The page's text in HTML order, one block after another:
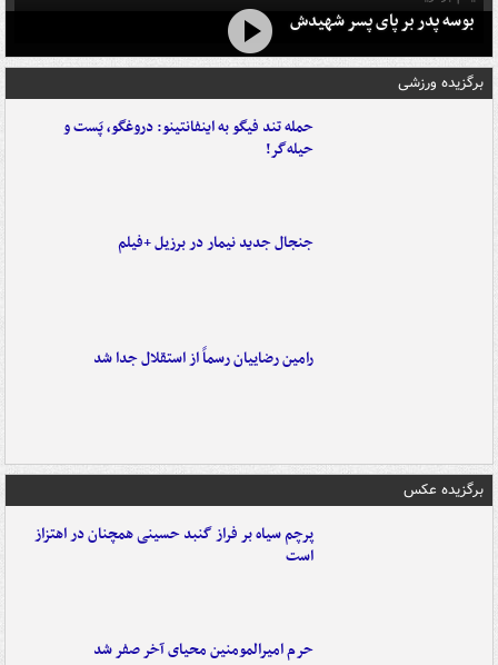
بوسه‌ پدر بر پای پسر شهیدش
برگزیده ورزشی
حمله تند فیگو به اینفانتینو: دروغگو، پَست‌ و
حیله‌گر!
جنجال جدید نیمار در برزیل +فیلم
رامین رضاییان رسماً از استقلال جدا شد
برگزیده عکس
پرچم سیاه بر فراز گنبد حسینی همچنان در اهتزاز
است
حرم امیرالمومنین محیای آخر صفر شد